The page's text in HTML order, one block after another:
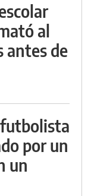
al
antes de
por un
un